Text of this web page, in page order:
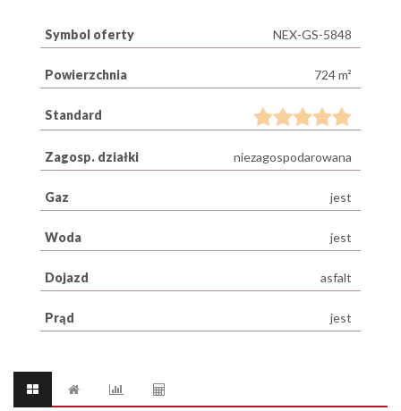
Symbol oferty NEX-GS-5848
Powierzchnia 724 m²
Standard
Zagosp. działki niezagospodarowana
Gaz jest
Woda jest
Dojazd asfalt
Prąd jest